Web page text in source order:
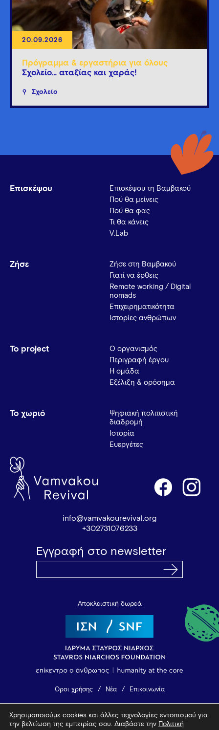
20.09.2026
Πρόγραμμα & εργαστήρια για όλους
Σχολείο… αταξίας και χαράς!
Σχολείο
Επισκέψου
Επισκέψου τη Βαμβακού
Πού θα μείνεις
Πού θα φας
Τι θα κάνεις
V.Lab
Ζήσε
Ζήσε στη Βαμβακού
Γιατί να έρθεις
Remote working / Digital
nomads
Επιχειρηματικότητα
Ιστορίες ανθρώπων
Το project
Ο οργανισμός
Περιγραφή έργου
Η ομάδα
Εξέλιξη & ορόσημα
Το χωριό
Ψηφιακή πολιτιστική
διαδρομή
Ιστορία
Ευεργέτες
info@vamvakourevival.org
+302731076233
Εγγραφή στο newsletter
Αποκλειστική δωρεά
Όροι χρήσης Νέα Επικοινωνία
© 2026 Vamvakou Revival
Χρησιμοποιούμε cookies και άλλες τεχνολογίες εντοπισμού για
την βελτίωση της εμπειρίας σου. Διαβάστε την
Πολιτική